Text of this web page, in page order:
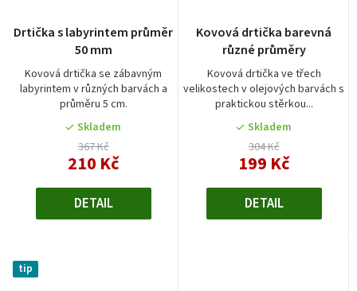
Drtička s labyrintem průměr
50 mm
Kovová drtička se zábavným
labyrintem v různých barvách a
průměru 5 cm.
Skladem
367 Kč
210 Kč
DETAIL
Kovová drtička barevná
různé průměry
Kovová drtička ve třech
velikostech v olejových barvách s
praktickou stěrkou...
hodnocení
produktu
je
4,0
z
5
hvězdiček.
Skladem
304 Kč
199 Kč
DETAIL
tip